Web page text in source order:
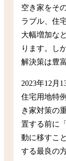
空き家をそ
ラブル、住
大幅増加な
ります。し
解決策は豊
2023年12月
住宅用地特
き家対策の
置する前に
動に移すこ
する最良の